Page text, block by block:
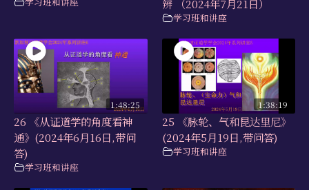
辨 （2024年7月21日）
学习班和讲座
1:48:25
26 《从证道学的角度看神
通》(2024年6月16日,带问
答)
学习班和讲座
1:38:19
25 《脉轮、气和昆达里尼》
(2024年5月19日,带问答)
学习班和讲座